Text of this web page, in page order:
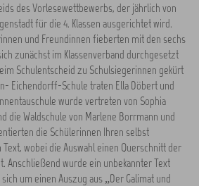
des Vorlesewettbewerbs, der jährlich von
für die 4. Klassen ausgerichtet wird.
und Freundinnen fieberten mit den sechs
zunächst im Klassenverband durchgesetzt
Schulentscheid zu Schulsiegerinnen gekürt
Eichendorff-Schule traten Ella Döbert und
wurde vertreten von Sophia
die Waldschule von Marlene Borrmann und
die Schülerinnen Ihren selbst
wobei die Auswahl einen Querschnitt der
Anschließend wurde ein unbekannter Text
um einen Auszug aus „Der Galimat und